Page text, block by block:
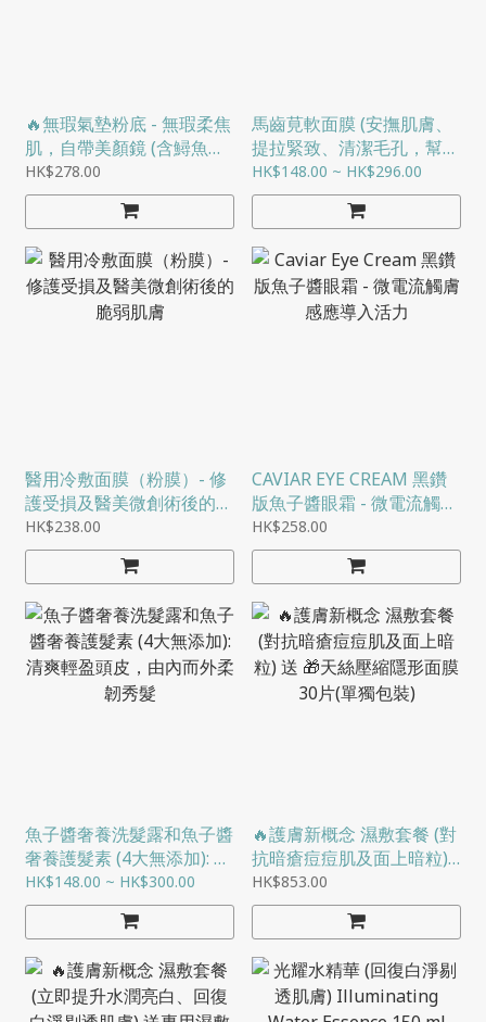
🔥無瑕氣墊粉底 - 無瑕柔焦
肌，自帶美顏鏡 (含鱘魚子
醬提取物、馬齒莧等)
HK$278.00
馬齒莧軟面膜 (安撫肌膚、
提拉緊致、清潔毛孔，幫助
滲透)
HK$148.00 ~ HK$296.00
醫用冷敷面膜（粉膜）- 修
護受損及醫美微創術後的脆
弱肌膚
HK$238.00
CAVIAR EYE CREAM 黑鑽
版魚子醬眼霜 - 微電流觸膚
感應導入活力
HK$258.00
魚子醬奢養洗髮露和魚子醬
奢養護髮素 (4大無添加): 清
爽輕盈頭皮，由內而外柔韌
秀髮
HK$148.00 ~ HK$300.00
🔥護膚新概念 濕敷套餐 (對
抗暗瘡痘痘肌及面上暗粒)
送 🎁天絲壓縮隱形面膜30
片(單獨包裝)
HK$853.00